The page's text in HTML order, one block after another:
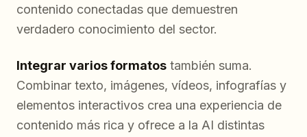
contenido conectadas que demuestren
verdadero conocimiento del sector.
Integrar varios formatos también suma.
Combinar texto, imágenes, vídeos, infografías y
elementos interactivos crea una experiencia de
contenido más rica y ofrece a la AI distintas